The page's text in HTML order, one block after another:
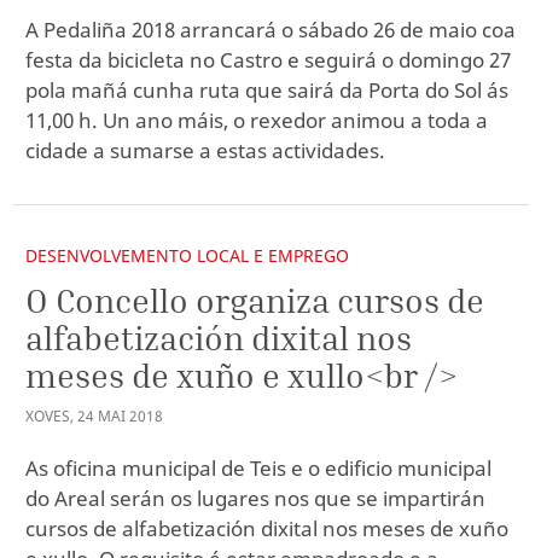
A Pedaliña 2018 arrancará o sábado 26 de maio coa
festa da bicicleta no Castro e seguirá o domingo 27
pola mañá cunha ruta que sairá da Porta do Sol ás
11,00 h. Un ano máis, o rexedor animou a toda a
cidade a sumarse a estas actividades.
DESENVOLVEMENTO LOCAL E EMPREGO
O Concello organiza cursos de
alfabetización dixital nos
meses de xuño e xullo<br />
XOVES, 24 MAI2018
As oficina municipal de Teis e o edificio municipal
do Areal serán os lugares nos que se impartirán
cursos de alfabetización dixital nos meses de xuño